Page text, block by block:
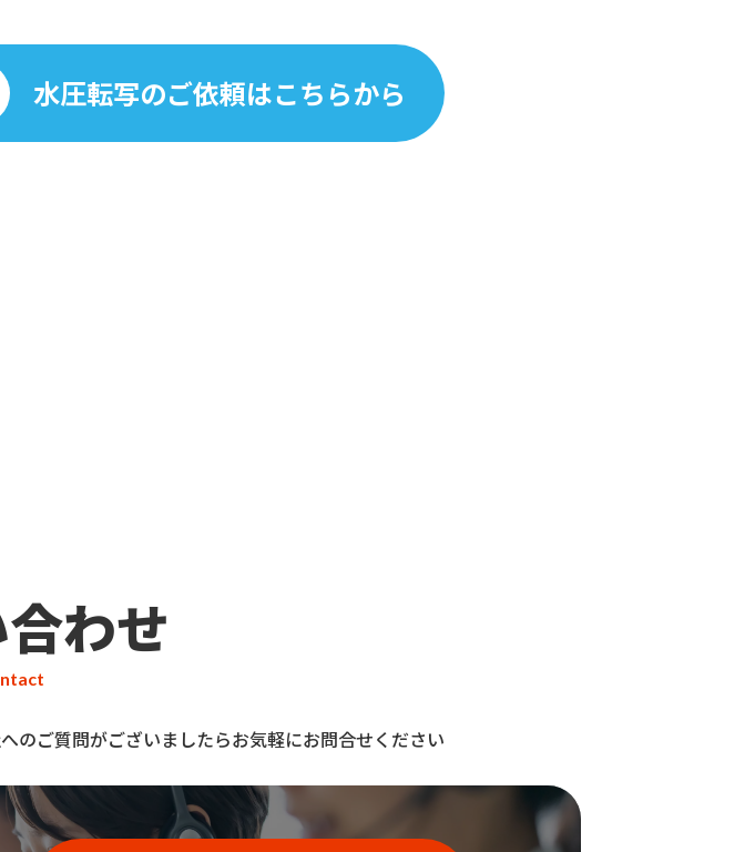
水圧転写のご依頼はこちらから
わせ
のご質問がございましたらお気軽にお問合せください